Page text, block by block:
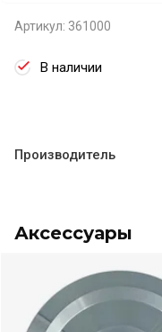
Артикул: 361000
В наличии
Производитель
Аксессуары